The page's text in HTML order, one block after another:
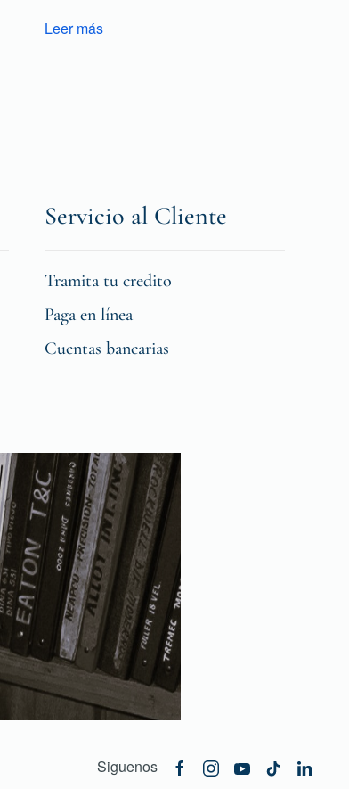
Leer más
Servicio al Cliente
Tramita tu credito
Paga en línea
Cuentas bancarias
Siguenos